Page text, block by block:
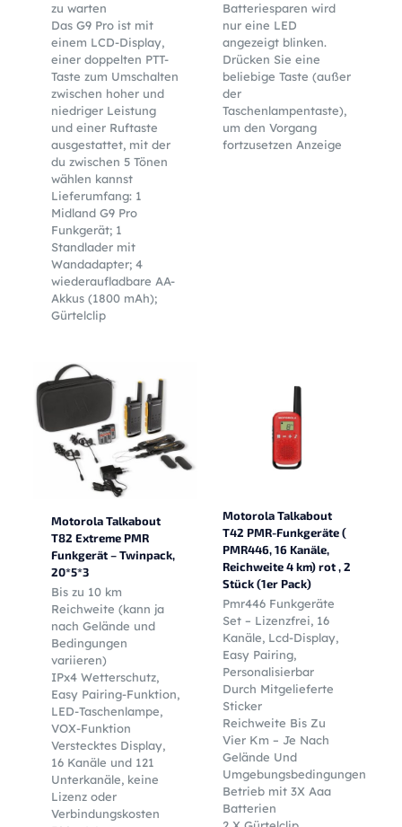
zu warten
Das G9 Pro ist mit
einem LCD-Display,
einer doppelten PTT-
Taste zum Umschalten
zwischen hoher und
niedriger Leistung
und einer Ruftaste
ausgestattet, mit der
du zwischen 5 Tönen
wählen kannst
Lieferumfang: 1
Midland G9 Pro
Funkgerät; 1
Standlader mit
Wandadapter; 4
wiederaufladbare AA-
Akkus (1800 mAh);
Gürtelclip
Batteriesparen wird
nur eine LED
angezeigt blinken.
Drücken Sie eine
beliebige Taste (außer
der
Taschenlampentaste),
um den Vorgang
fortzusetzen Anzeige
Motorola Talkabout
T82 Extreme PMR
Funkgerät – Twinpack,
20*5*3
Bis zu 10 km
Reichweite (kann ja
nach Gelände und
Bedingungen
variieren)
IPx4 Wetterschutz,
Easy Pairing-Funktion,
LED-Taschenlampe,
VOX-Funktion
Verstecktes Display,
16 Kanäle und 121
Unterkanäle, keine
Lizenz oder
Verbindungskosten
Motorola Talkabout
T42 PMR-Funkgeräte (
PMR446, 16 Kanäle,
Reichweite 4 km) rot , 2
Stück (1er Pack)
Pmr446 Funkgeräte
Set – Lizenzfrei, 16
Kanäle, Lcd-Display,
Easy Pairing,
Personalisierbar
Durch Mitgelieferte
Sticker
Reichweite Bis Zu
Vier Km – Je Nach
Gelände Und
Umgebungsbedingungen
Betrieb mit 3X Aaa
Batterien